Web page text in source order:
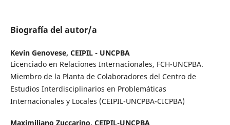
Biografía del autor/a
Kevin Genovese, CEIPIL - UNCPBA
Licenciado en Relaciones Internacionales, FCH-UNCPBA.
Miembro de la Planta de Colaboradores del Centro de
Estudios Interdisciplinarios en Problemáticas
Internacionales y Locales (CEIPIL-UNCPBA-CICPBA)
Maximiliano Zuccarino, CEIPIL-UNCPBA